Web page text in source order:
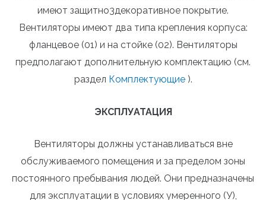
имеют защитно3декоративное покрытие.
Вентиляторы имеют два типа крепления корпуса:
фланцевое (01) и на стойке (02). Вентиляторы
предполагают дополнительную комплектацию (см.
раздел Комплектующие).
ЭКСПЛУАТАЦИЯ
Вентиляторы должны устанавливаться вне
обслуживаемого помещения и за пределом зоны
постоянного пребывания людей. Они предназначены
для эксплуатации в условиях умеренного (У),